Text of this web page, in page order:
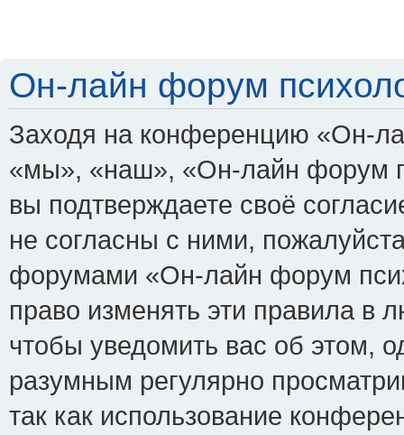
Он-лайн форум
Заходя на конференцию «Он-
«мы», «наш», «Он-лайн форум
вы подтверждаете своё
не согласны с ними,
форумами «Он-лайн форум
право изменять эти правила в
чтобы уведомить вас об этом,
разумным регулярно
так как использование